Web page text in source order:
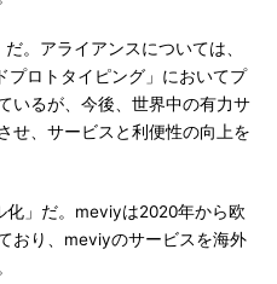
。アライアンスについては、
ロトタイピング」においてプ
いるが、今後、世界中の有力サ
せ、サービスと利便性の向上を
」だ。meviyは2020年から欧
おり、meviyのサービスを海外